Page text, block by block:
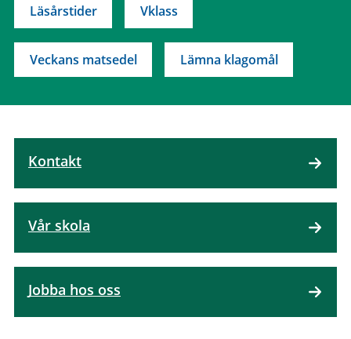
Läsårstider Vklass
Veckans matsedel Lämna klagomål
Kontakt
Vår skola
Jobba hos oss